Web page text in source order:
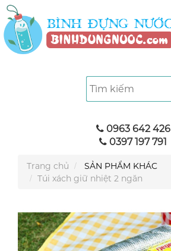
0963 642 426
0397 197 791
Trang chủ
SẢN PHẨM KHÁC
Túi xách giữ nhiệt 2 ngăn